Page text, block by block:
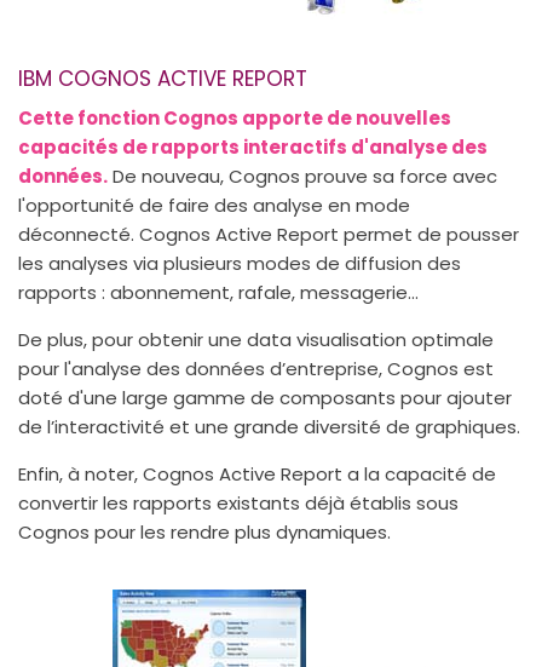
IBM COGNOS ACTIVE REPORT
Cette fonction Cognos apporte de nouvelles
capacités de rapports interactifs d'analyse des
données.De nouveau, Cognos prouve sa force avec
l'opportunité de faire des analyse en mode
déconnecté. Cognos Active Report permet de pousser
les analyses via plusieurs modes de diffusion des
rapports : abonnement, rafale, messagerie...
De plus, pour obtenir une data visualisation optimale
pour l'analyse des données d’entreprise, Cognos est
doté d'une large gamme de composants pour ajouter
de l’interactivité et une grande diversité de graphiques.
Enfin, à noter, Cognos Active Report a la capacité de
convertir les rapports existants déjà établis sous
Cognos pour les rendre plus dynamiques.